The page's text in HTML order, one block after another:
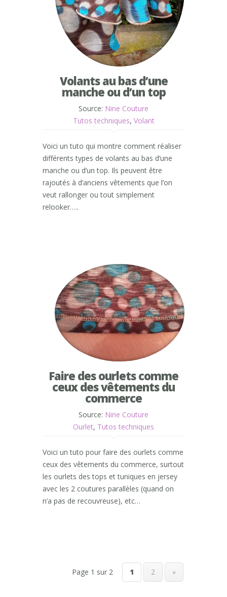
Volants au bas d’une
manche ou d’un top
Source: Nine Couture
Tutos techniques, Volant
Voici un tuto qui montre comment réaliser
différents types de volants au bas d’une
manche ou d’un top. Ils peuvent être
rajoutés à d’anciens vêtements que l’on
veut rallonger ou tout simplement
relooker…..
Faire des ourlets comme
ceux des vêtements du
commerce
Source: Nine Couture
Ourlet, Tutos techniques
Voici un tuto pour faire des ourlets comme
ceux des vêtements du commerce, surtout
les ourlets des tops et tuniques en jersey
avec les 2 coutures parallèles (quand on
n’a pas de recouvreuse), etc…
Page 1 sur 2 1 2 »